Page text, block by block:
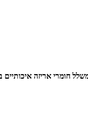
חומרי אריזה איכותיים